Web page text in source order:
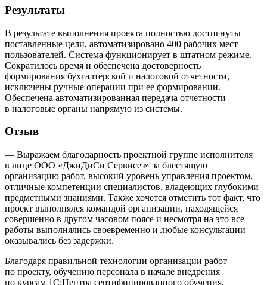
Результаты
В результате выполнения проекта полностью достигнуты
поставленные цели, автоматизировано 400 рабочих мест
пользователей. Система функционирует в штатном режиме.
Сократилось время и обеспечена достоверность
формирования бухгалтерской и налоговой отчетности,
исключены ручные операции при ее формировании.
Обеспечена автоматизированная передача отчетности
в налоговые органы напрямую из системы.
Отзыв
— Выражаем благодарность проектной группе исполнителя
в лице ООО «ДжиДиСи Сервисез» за блестящую
организацию работ, высокий уровень управления проектом,
отличные компетенции специалистов, владеющих глубокими
предметными знаниями. Также хочется отметить тот факт, что
проект выполнялся командой организации, находящейся
совершенно в другом часовом поясе и несмотря на это все
работы выполнялись своевременно и любые консультации
оказывались без задержки.
Благодаря правильной технологии организации работ
по проекту, обучению персонала в начале внедрения
по курсам 1С:Центра сертифицированного обучения,